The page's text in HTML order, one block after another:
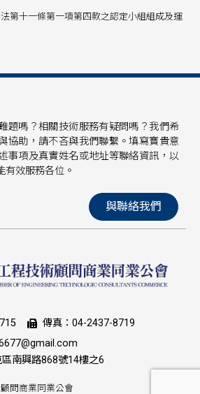
法第十一條第一項第四款之認定小組組成及運
傳真：04-2437-8719
南興路868號14樓之6
問商業同業公會
題嗎？相關技術服務有疑問嗎？我們希
協助，請不吝與我們聯繫。填寫寶貴意
事項及真實姓名或地址等聯絡資訊，以
有效服務各位。
與聯絡我們